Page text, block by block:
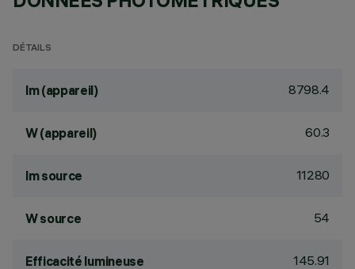
DÉTAILS
lm (appareil) 8798.4
W (appareil) 60.3
lm source 11280
W source 54
Efficacité lumineuse
145.91